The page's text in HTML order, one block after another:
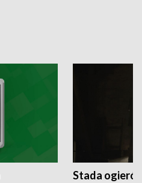
Stada